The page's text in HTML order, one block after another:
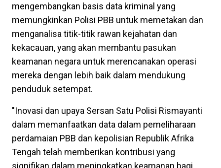
mengembangkan basis data kriminal yang
memungkinkan Polisi PBB untuk memetakan dan
menganalisa titik-titik rawan kejahatan dan
kekacauan, yang akan membantu pasukan
keamanan negara untuk merencanakan operasi
mereka dengan lebih baik dalam mendukung
penduduk setempat.
"Inovasi dan upaya Sersan Satu Polisi Rismayanti
dalam memanfaatkan data dalam pemeliharaan
perdamaian PBB dan kepolisian Republik Afrika
Tengah telah memberikan kontribusi yang